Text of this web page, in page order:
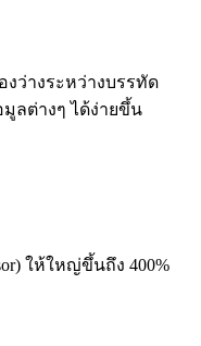
ว่างระหว่างบรรทัด
ลต่างๆ ได้ง่ายขึ้น
ให้ใหญ่ขึ้นถึง 400%